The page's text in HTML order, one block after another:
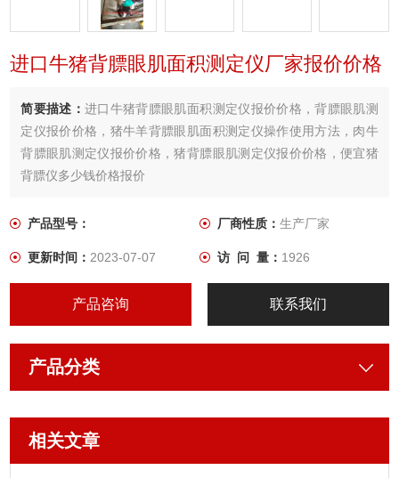
进口牛猪背膘眼肌面积测定仪厂家报价价格
简要描述： 进口牛猪背膘眼肌面积测定仪报价价格，背膘眼肌测
定仪报价价格，猪牛羊背膘眼肌面积测定仪操作使用方法，肉牛
背膘眼肌测定仪报价价格，猪背膘眼肌测定仪报价价格，便宜猪
背膘仪多少钱价格报价
产品型号： 厂商性质： 生产厂家
更新时间：2023-07-07 访 问 量： 1926
产品咨询 联系我们
产品分类
相关文章